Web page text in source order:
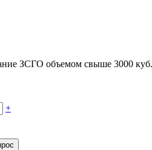
ЗСГО объемом свыше 3000
+